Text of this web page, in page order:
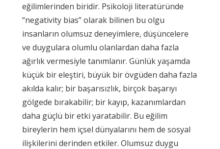
eğilimlerinden biridir. Psikoloji literatüründe
“negativity bias” olarak bilinen bu olgu
insanların olumsuz deneyimlere, düşüncelere
ve duygulara olumlu olanlardan daha fazla
ağırlık vermesiyle tanımlanır. Günlük yaşamda
küçük bir eleştiri, büyük bir övgüden daha fazla
akılda kalır; bir başarısızlık, birçok başarıyı
gölgede bırakabilir; bir kayıp, kazanımlardan
daha güçlü bir etki yaratabilir. Bu eğilim
bireylerin hem içsel dünyalarını hem de sosyal
ilişkilerini derinden etkiler. Olumsuz duygu